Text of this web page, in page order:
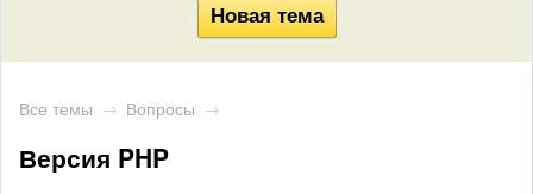
Все темы → Вопросы →
Версия PHP